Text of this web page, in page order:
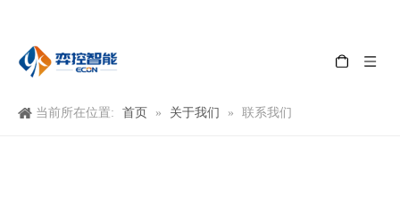
当前所在位置: 首页 » 关于我们 » 联系我们